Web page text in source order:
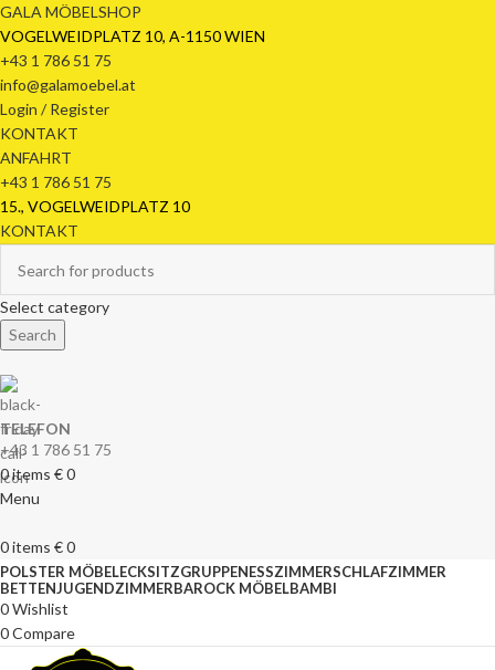
GALA MÖBELSHOP
VOGELWEIDPLATZ 10, A-1150 WIEN
+43 1 786 51 75
info@galamoebel.at
Login / Register
KONTAKT
ANFAHRT
+43 1 786 51 75
15., VOGELWEIDPLATZ 10
KONTAKT
Select category
Search
TELEFON
+43 1 786 51 75
0items €0
Menu
0items €0
POLSTER MÖBELECKSITZGRUPPENESSZIMMERSCHLAFZIMMER
BETTENJUGENDZIMMERBAROCK MÖBELBAMBI
0Wishlist
0Compare